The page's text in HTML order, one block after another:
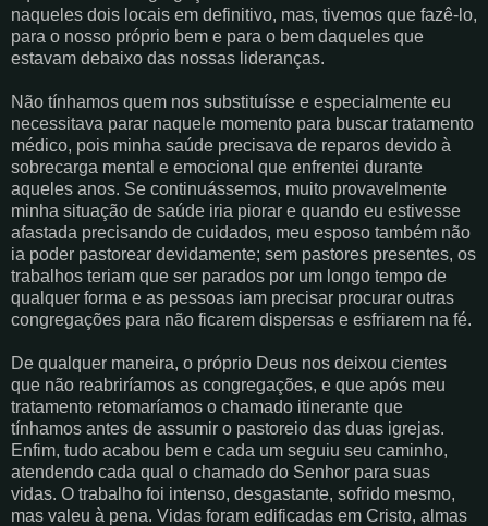
naqueles dois locais em definitivo, mas, tivemos que fazê-lo,
para o nosso próprio bem e para o bem daqueles que
estavam debaixo das nossas lideranças.
Não tínhamos quem nos substituísse e especialmente eu
necessitava parar naquele momento para buscar tratamento
médico, pois minha saúde precisava de reparos devido à
sobrecarga mental e emocional que enfrentei durante
aqueles anos. Se continuássemos, muito provavelmente
minha situação de saúde iria piorar e quando eu estivesse
afastada precisando de cuidados, meu esposo também não
ia poder pastorear devidamente; sem pastores presentes, os
trabalhos teriam que ser parados por um longo tempo de
qualquer forma e as pessoas iam precisar procurar outras
congregações para não ficarem dispersas e esfriarem na fé.
De qualquer maneira, o próprio Deus nos deixou cientes
que não reabriríamos as congregações, e que após meu
tratamento retomaríamos o chamado itinerante que
tínhamos antes de assumir o pastoreio das duas igrejas.
Enfim, tudo acabou bem e cada um seguiu seu caminho,
atendendo cada qual o chamado do Senhor para suas
vidas. O trabalho foi intenso, desgastante, sofrido mesmo,
mas valeu à pena. Vidas foram edificadas em Cristo, almas